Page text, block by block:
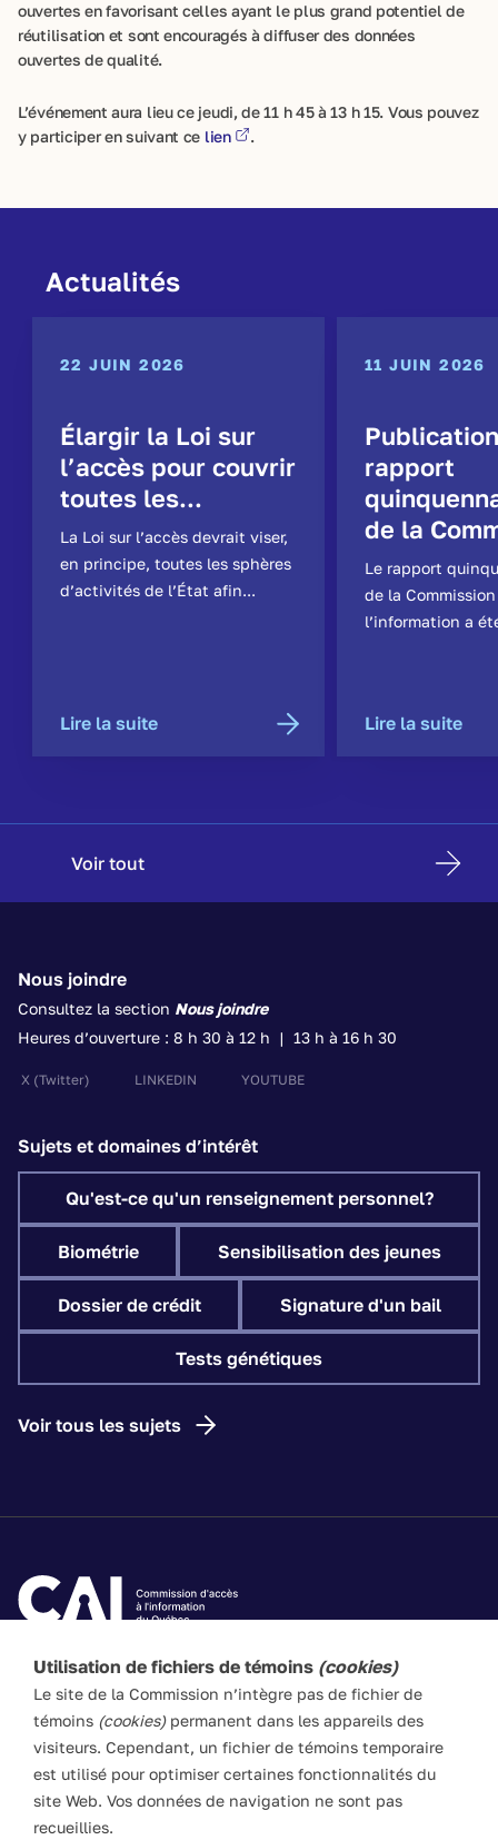
Utilisation de fichiers de témoins (cookies)
Le site de la Commission n’intègre pas de fichier de
témoins (cookies)permanent dans les appareils des
visiteurs. Cependant, un fichier de témoins temporaire
est utilisé pour optimiser certaines fonctionnalités du
site Web. Vos données de navigation ne sont pas
recueillies.
ouvertes en favorisant celles ayant le plus grand potentiel de
réutilisation et sont encouragés à diffuser des données
ouvertes de qualité.
L’événement aura lieu ce jeudi, de 11 h 45 à 13 h 15. Vous pouvez
y participer en suivant ce lien .
Actualités
22 JUIN 2026
Élargir la Loi sur
l’accès pour couvrir
toutes les...
La Loi sur l’accès devrait viser,
en principe, toutes les sphères
d’activités de l’État afin...
Lire la suite
11 JUIN 2026
rapport
de la
Le rapport
de la Commission
l’information a
Lire la suite
Voir tout
Nous joindre
Consultez la section Nous joindre
Heures d’ouverture : 8 h 30 à 12 h | 13 h à 16 h 30
X (Twitter) LINKEDIN YOUTUBE
Sujets et domaines d’intérêt
Qu'est-ce qu'un renseignement personnel?
Biométrie Sensibilisation des jeunes
Dossier de crédit Signature d'un bail
Tests génétiques
Voir tous les sujets
Les textes de ce site Web visent à vulgariser les lois
applicables. Ils n’ont pas force de loi. En cas de divergence
entre l’information du site et les textes législatifs, ces
derniers prévalent en toute circonstance.